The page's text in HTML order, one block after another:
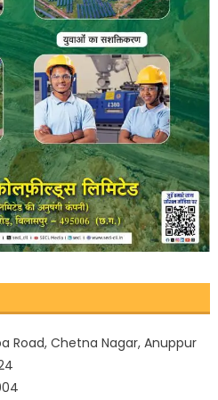
Road, Chetna Nagar, Anuppur